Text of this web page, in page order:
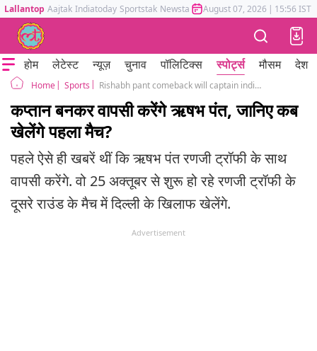
Lallantop Aajtak Indiatoday Sportstak Newstak Mumbai Tak Astrotak
August 07, 2026 | 15:56 IST
होम लेटेस्ट न्यूज़ चुनाव पॉलिटिक्स स्पोर्ट्स मौसम देश
Home Sports Rishabh pant comeback will captain india a vs south Africa sai Sudarshan
कप्तान बनकर वापसी करेंगे ऋषभ पंत, जानिए कब
खेलेंगे पहला मैच?
पहले ऐसे ही खबरें थीं कि ऋषभ पंत रणजी ट्रॉफी के साथ
वापसी करेंगे. वो 25 अक्तूबर से शुरू हो रहे रणजी ट्रॉफी के
दूसरे राउंड के मैच में दिल्ली के खिलाफ खेलेंगे.
Advertisement